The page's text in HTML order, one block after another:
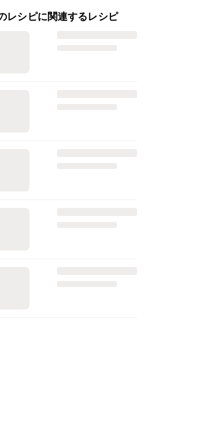
レシピに関連するレシピ